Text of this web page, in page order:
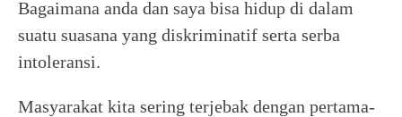
Bagaimana anda dan saya bisa hidup di dalam
suatu suasana yang diskriminatif serta serba
intoleransi.
Masyarakat kita sering terjebak dengan pertama-